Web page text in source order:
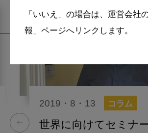
「いいえ」の場合は、運営会社
報」ページへリンクします。
2019・8・13 コラム
世界に向けてセミナ